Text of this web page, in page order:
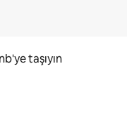
taşıyın